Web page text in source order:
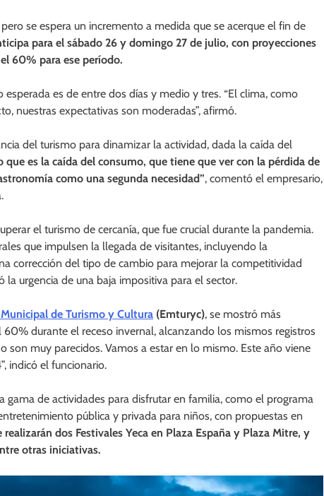
se espera un incremento a medida que se acerque el fin de
para el sábado 26 y domingo 27 de julio, con proyecciones
60% para ese período.
es de entre dos días y medio y tres. “El clima, como
nuestras expectativas son moderadas”, afirmó.
del turismo para dinamizar la actividad, dada la caída del
que es la caída del consumo, que tiene que ver con la pérdida de
como una segunda necesidad”, comentó el empresario,
el turismo de cercanía, que fue crucial durante la pandemia.
que impulsen la llegada de visitantes, incluyendo la
corrección del tipo de cambio para mejorar la competitividad
urgencia de una baja impositiva para el sector.
de Turismo y Cultura (Emturyc), se mostró más
durante el receso invernal, alcanzando los mismos registros
son muy parecidos. Vamos a estar en lo mismo. Este año viene
indicó el funcionario.
gama de actividades para disfrutar en familia, como el programa
pública y privada para niños, con propuestas en
realizarán dos Festivales Yeca en Plaza España y Plaza Mitre, y
otras iniciativas.